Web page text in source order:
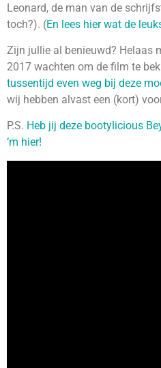
Leonard, de man van de
toch?). (En lees hier wat de
Zijn jullie al benieuwd? Helaas
2017 wachten om de film te
tussentijd even weg bij deze
wij hebben alvast een (kort)
P.S. Heb jij deze bootylicious
‘m hier!